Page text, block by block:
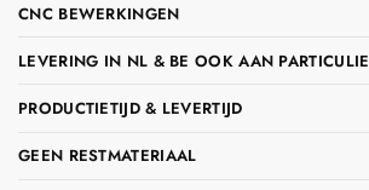
CNC BEWERKINGEN
LEVERING IN NL & BE OOK AAN
PRODUCTIETIJD & LEVERTIJD
GEEN RESTMATERIAAL